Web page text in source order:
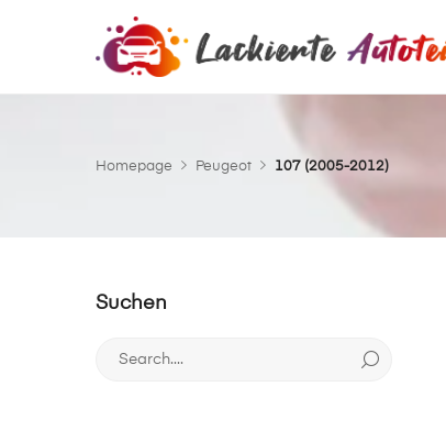
Homepage Peugeot 107 (2005-2012)
Suchen